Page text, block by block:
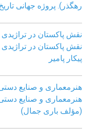
رهگذر). پروژه جهانی
نقش پاکستان در
نقش پاکستان در
پیکار پامیر
هنرمعماری و صنایع
هنرمعماری و صنایع دستی
(مؤلف باری جمال)